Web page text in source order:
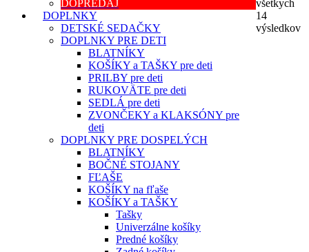
DOPREDAJ
DOPLNKY
DETSKÉ SEDAČKY
DOPLNKY PRE DETI
BLATNÍKY
KOŠÍKY a TAŠKY pre deti
PRILBY pre deti
RUKOVÄTE pre deti
SEDLÁ pre deti
ZVONČEKY a KLAKSÓNY pre
deti
DOPLNKY PRE DOSPELÝCH
BLATNÍKY
BOČNÉ STOJANY
FĽAŠE
KOŠÍKY na fľaše
KOŠÍKY a TAŠKY
Tašky
Univerzálne košíky
Predné košíky
všetkych
14
výsledkov